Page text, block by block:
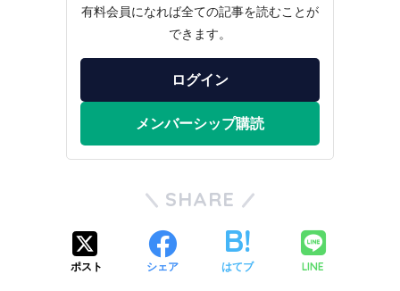
有料会員になれば全ての記事を読むことが
できます。
ログイン
メンバーシップ購読
SHARE
ポスト シェア はてブ LINE